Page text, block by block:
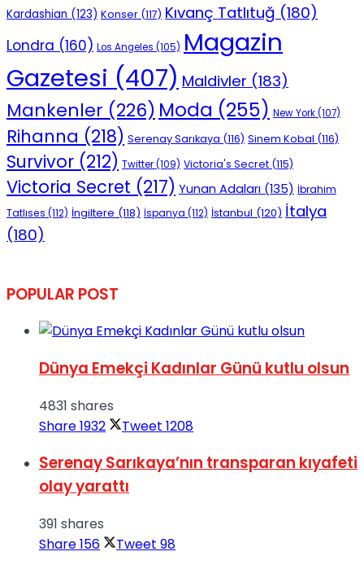
Kardashian (123) Konser (117) Kıvanç Tatlıtuğ (180)
Londra (160) Los Angeles (105) Magazin
Gazetesi (407) Maldivler (183)
Mankenler (226) Moda (255) New York(107)
Rihanna (218) Serenay Sarıkaya (116) Sinem Kobal (116)
Survivor (212) Twitter(109) Victoria's Secret (115)
Victoria Secret (217) Yunan Adaları (135) İbrahim
Tatlıses (112) İngiltere (118) İspanya (112) İstanbul (120) İtalya
(180)
POPULAR POST
Dünya Emekçi Kadınlar Günü kutlu olsun
4831 shares
Share1932 Tweet 1208
Serenay Sarıkaya’nın transparan kıyafeti
olay yarattı
391 shares
Share156 Tweet 98